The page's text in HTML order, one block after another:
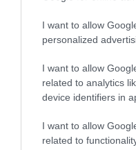
I want to allow
personalized
I want to allow
related to analytics
device identifiers in
I want to allow
related to
A TERMÉSZET NEM
AZ EGYHANGÚSÁGOT: A
ASZÁLY IDEJÉN IS
STRATÉGIA